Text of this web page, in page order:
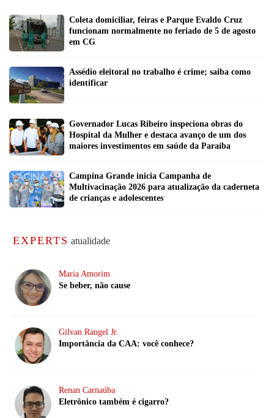
Coleta domiciliar, feiras e Parque Evaldo Cruz
funcionam normalmente no feriado de 5 de agosto
em CG
Assédio eleitoral no trabalho é crime; saiba como
identificar
Governador Lucas Ribeiro inspeciona obras do
Hospital da Mulher e destaca avanço de um dos
maiores investimentos em saúde da Paraíba
Campina Grande inicia Campanha de
Multivacinação 2026 para atualização da caderneta
de crianças e adolescentes
EXPERTS atualidade
Maria Amorim
Se beber, não cause
Gilvan Rangel Jr.
Importância da CAA: você conhece?
Renan Carnaúba
Eletrônico também é cigarro?